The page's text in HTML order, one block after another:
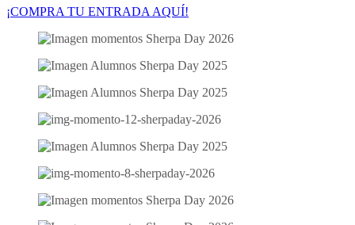
¡COMPRA TU ENTRADA AQUÍ!